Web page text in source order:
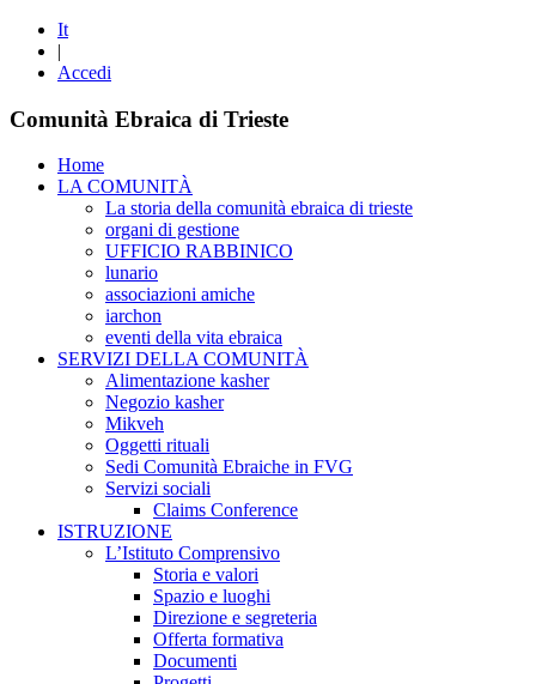
It
|
Accedi
Comunità Ebraica di Trieste
Home
LA COMUNITÀ
La storia della comunità ebraica di trieste
organi di gestione
UFFICIO RABBINICO
lunario
associazioni amiche
iarchon
eventi della vita ebraica
SERVIZI DELLA COMUNITÀ
Alimentazione kasher
Negozio kasher
Mikveh
Oggetti rituali
Sedi Comunità Ebraiche in FVG
Servizi sociali
Claims Conference
ISTRUZIONE
L’Istituto Comprensivo
Storia e valori
Spazio e luoghi
Direzione e segreteria
Offerta formativa
Documenti